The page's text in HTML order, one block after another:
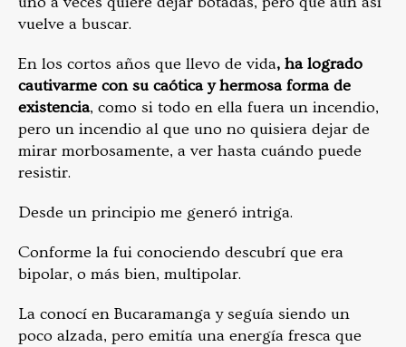
vuelve a buscar.
En los cortos años que llevo de vida, ha logrado
cautivarme con su caótica y hermosa forma de
existencia, como si todo en ella fuera un incendio,
pero un incendio al que uno no quisiera dejar de
mirar morbosamente, a ver hasta cuándo puede
resistir.
Desde un principio me generó intriga.
Conforme la fui conociendo descubrí que era
bipolar, o más bien, multipolar.
La conocí en Bucaramanga y seguía siendo un
poco alzada, pero emitía una energía fresca que